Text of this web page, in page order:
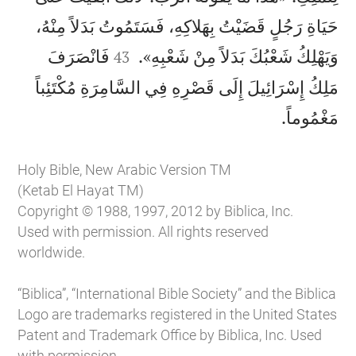
حَيَاةِ رَجُلٍ قَضَيْتُ بِهَلاكِهِ، فَسَتَمُوتُ بَدَلاً مِنْهُ،
وَيَهْلِكُ شَعْبُكَ بَدَلاً مِنْ شَعْبِهِ». 

43 فَانْصَرَفَ
مَلِكُ إِسْرَائِيلَ إِلَى قَصْرِهِ فِي السَّامِرَةِ مُكْتَئِباً
مَغْمُوماً.
Holy Bible, New Arabic Version TM
(Ketab El Hayat TM)
Copyright © 1988, 1997, 2012 by Biblica, Inc.
Used with permission. All rights reserved
worldwide.
“Biblica”, “International Bible Society” and the Biblica
Logo are trademarks registered in the United States
Patent and Trademark Office by Biblica, Inc. Used